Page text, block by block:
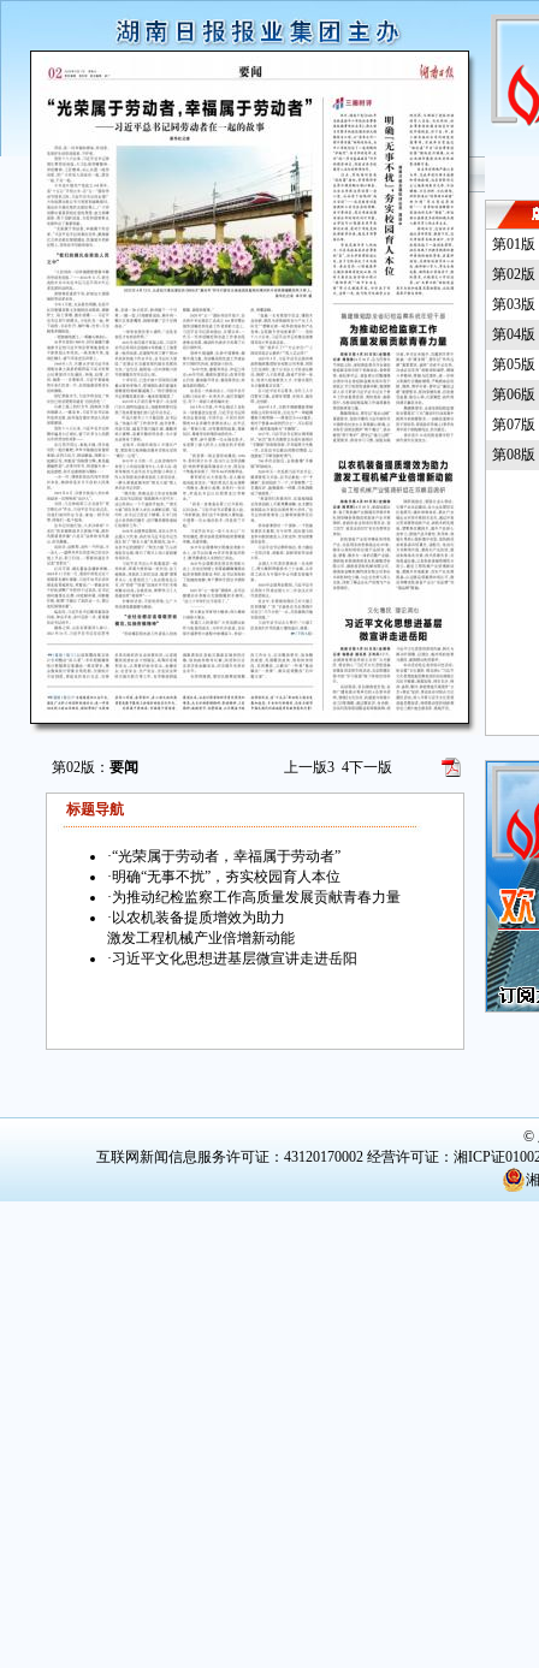
第02版： 要闻 上一版3 4下一版
标题导航
·“光荣属于劳动者，幸福属于劳动者”
·明确“无事不扰”，夯实校园育人本位
·为推动纪检监察工作高质量发展贡献青春力量
· 以农机装备提质增效为助力
激发工程机械产业倍增新动能
·习近平文化思想进基层微宣讲走进岳阳
第01
第02
第03
第04
第05
第06
第07版
第08
©
互联网新闻信息服务许可证：43120170002经营许可证：湘ICP证